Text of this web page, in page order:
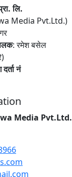
लि.
Media Pvt.Ltd.)
: रमेश बसेल
नं
Media Pvt.Ltd.